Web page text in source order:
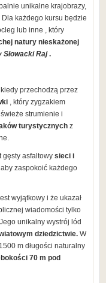
unikalne krajobrazy,
każdego kursu będzie
lub inne , który
natury nieskażonej
Słowacki Raj.
przechodzą przez
, który zygzakiem
strumienie i
turystycznych z
gęsty asfaltowy sieci i
zaspokoić każdego
wyjątkowy i że ukazał
wiadomości tylko
Jego unikalny wystrój lód
dziedzictwie. W
m długości naturalny
70 m pod